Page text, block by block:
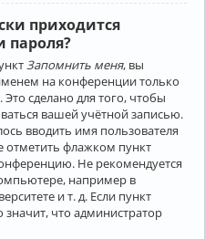
приходится
пароля?
Запомнить меня, вы
на конференции только
сделано для того, чтобы
вашей учётной записью.
вводить имя пользователя
отметить флажком пункт
Не рекомендуется
например в
и т. д. Если пункт
значит, что администратор